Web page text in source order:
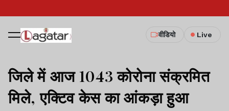
वीडियो Live
जिले में आज 1043 कोरोना संक्रमित
मिले, एक्टिव केस का आंकड़ा हुआ